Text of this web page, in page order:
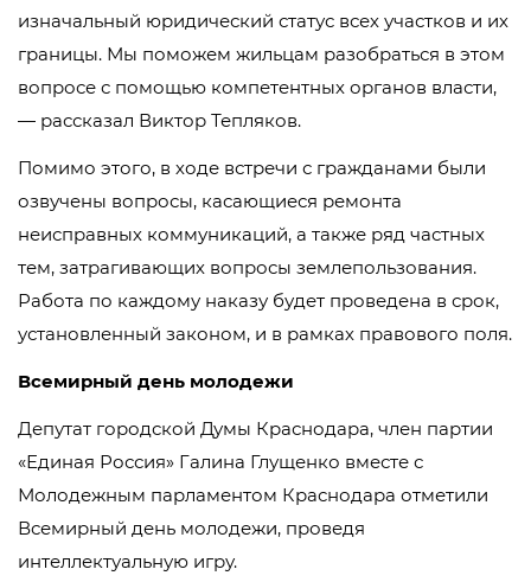
изначальный юридический статус всех участков и их
границы. Мы поможем жильцам разобраться в этом
вопросе с помощью компетентных органов власти,
— рассказал Виктор Тепляков.
Помимо этого, в ходе встречи с гражданами были
озвучены вопросы, касающиеся ремонта
неисправных коммуникаций, а также ряд частных
тем, затрагивающих вопросы землепользования.
Работа по каждому наказу будет проведена в срок,
установленный законом, и в рамках правового поля.
Всемирный день молодежи
Депутат городской Думы Краснодара, член партии
«Единая Россия» Галина Глущенко вместе с
Молодежным парламентом Краснодара отметили
Всемирный день молодежи, проведя
интеллектуальную игру.